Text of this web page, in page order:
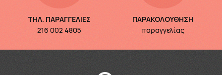
ΤΗΛ. ΠΑΡΑΓΓΕΛΙΕΣ
216 002 4805
ΠΑΡΑΚΟΛΟΥΘΗΣΗ
παραγγελίας